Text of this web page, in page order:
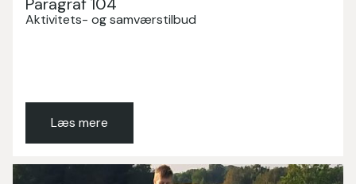
Aktivitets- og samværstilbud
Læs mere